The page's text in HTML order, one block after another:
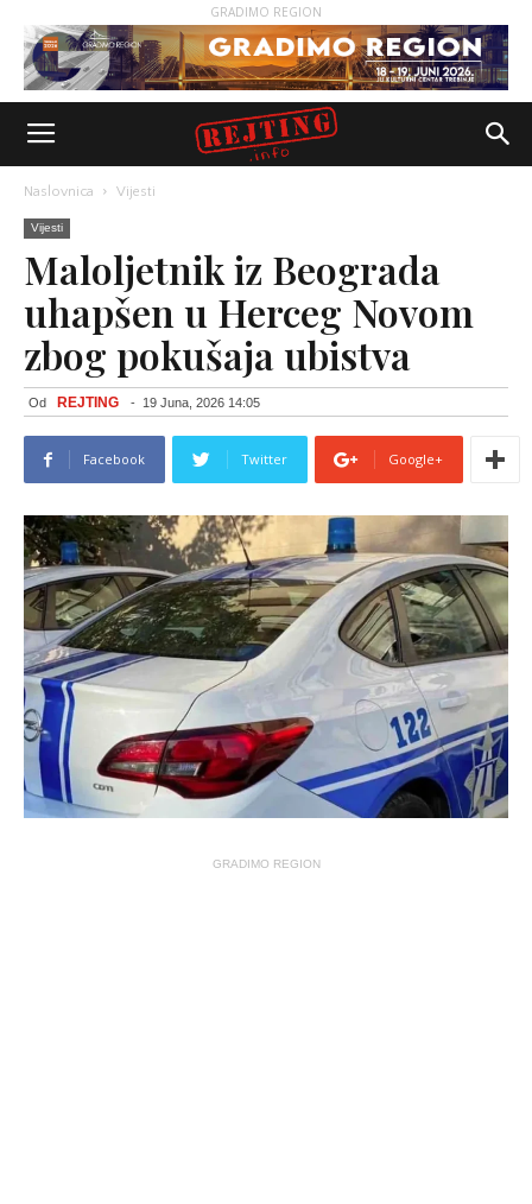
GRADIMO REGION
Naslovnica Vijesti
Vijesti
Maloljetnik iz Beograda
uhapšen u Herceg Novom
zbog pokušaja ubistva
Od REJTING - 19 Juna, 2026 14:05
Facebook Twitter Google+
GRADIMO REGION